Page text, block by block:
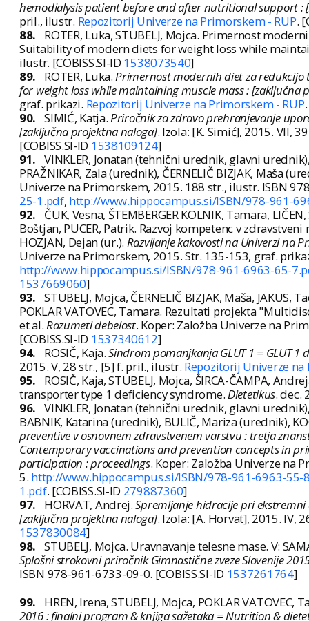
hemodialysis patient before and after nutritional support :
pril., ilustr. Repozitorij Univerze na Primorskem - RUP.
88.
ROTER, Luka, STUBELJ, Mojca. Primernost
Suitability of modern diets for weight loss while
ilustr. [COBISS.SI-ID 1538073540]
89.
ROTER, Luka.Primernost modernih diet za redukcijo
for weight loss while maintaining muscle mass : [zaključna
graf. prikazi. Repozitorij Univerze na Primorskem - RUP
90. SIMIĆ, Katja.Priročnik za zdravo prehranjevanje
[zaključna projektna naloga]. Izola: [K. Simić], 2015. VII,
[COBISS.SI-ID 1538109124]
91. VINKLER, Jonatan (tehnični urednik, glavni
PRAŽNIKAR, Zala (urednik), ČERNELIČ BIZJAK, Maša
Univerze na Primorskem, 2015. 188 str., ilustr. ISBN
25-1.pdf, http://www.hippocampus.si/ISBN/978-961-
92.
ČUK, Vesna, ŠTEMBERGER KOLNIK, Tamara,
Boštjan, PUCER, Patrik. Razvoj kompetenc v
HOZJAN, Dejan (ur.). Razvijanje kakovosti na Univerzi na
Univerze na Primorskem, 2015. Str. 135-153, graf.
http://www.hippocampus.si/ISBN/978-961-6963-65-
1537669060]
93. STUBELJ, Mojca, ČERNELIČ BIZJAK, Maša, JAKUS,
POKLAR VATOVEC, Tamara. Rezultati projekta
et al.Razumeti debelost. Koper: Založba Univerze na
[COBISS.SI-ID 1537340612]
94.
ROSIČ, Kaja.Sindrom pomanjkanja GLUT 1 = GLUT
2015. V, 28 str., [5] f. pril., ilustr. Repozitorij Univerze na
95.
ROSIČ, Kaja, STUBELJ, Mojca, ŠIRCA-ČAMPA,
transporter type 1 deficiency syndrome.Dietetikus. dec.
96. VINKLER, Jonatan (tehnični urednik, glavni
BABNIK, Katarina (urednik), BULIČ, Mariza (urednik),
preventive v osnovnem zdravstvenem varstvu : tretja
Contemporary vaccinations and prevention concepts in
participation : proceedings. Koper: Založba Univerze na
5. http://www.hippocampus.si/ISBN/978-961-6963-
1.pdf. [COBISS.SI-ID 279887360]
97.
HORVAT, Andrej.Spremljanje hidracije pri
[zaključna projektna naloga]. Izola: [A. Horvat], 2015. IV,
1537830084]
98. STUBELJ, Mojca. Uravnavanje telesne mase. V:
Splošni strokovni priročnik Gimnastične zveze Slovenije
ISBN 978-961-6733-09-0. [COBISS.SI-ID 1537261764]
99.
HREN, Irena, STUBELJ, Mojca, POKLAR
2016 : finalni program & knjiga sažetaka = Nutrition &